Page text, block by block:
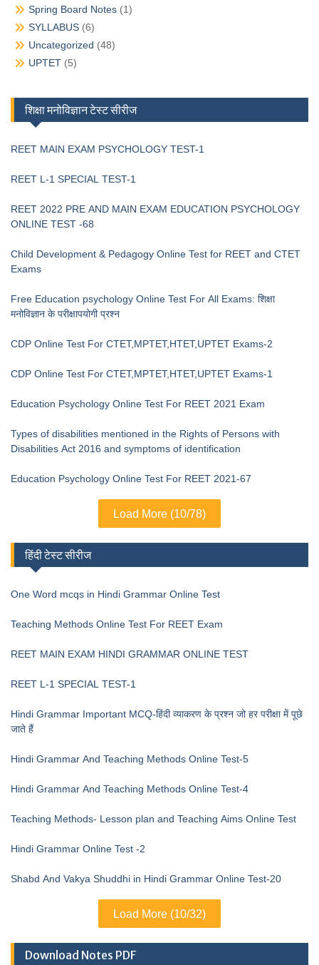
Spring Board Notes (1)
SYLLABUS (6)
Uncategorized (48)
UPTET (5)
शिक्षा मनोविज्ञान टेस्ट सीरीज
REET MAIN EXAM PSYCHOLOGY TEST-1
REET L-1 SPECIAL TEST-1
REET 2022 PRE AND MAIN EXAM EDUCATION PSYCHOLOGY
ONLINE TEST -68
Child Development & Pedagogy Online Test for REET and CTET
Exams
Free Education psychology Online Test For All Exams: शिक्षा
मनोविज्ञान के परीक्षापयोगी प्रश्न
CDP Online Test For CTET,MPTET,HTET,UPTET Exams-2
CDP Online Test For CTET,MPTET,HTET,UPTET Exams-1
Education Psychology Online Test For REET 2021 Exam
Types of disabilities mentioned in the Rights of Persons with
Disabilities Act 2016 and symptoms of identification
Education Psychology Online Test For REET 2021-67
Load More (10/78)
हिंदी टेस्ट सीरीज
One Word mcqs in Hindi Grammar Online Test
Teaching Methods Online Test For REET Exam
REET MAIN EXAM HINDI GRAMMAR ONLINE TEST
REET L-1 SPECIAL TEST-1
Hindi Grammar Important MCQ-हिंदी व्याकरण के प्रश्न जो हर परीक्षा में पूछे
जाते हैं
Hindi Grammar And Teaching Methods Online Test-5
Hindi Grammar And Teaching Methods Online Test-4
Teaching Methods- Lesson plan and Teaching Aims Online Test
Hindi Grammar Online Test -2
Shabd And Vakya Shuddhi in Hindi Grammar Online Test-20
Load More (10/32)
Download Notes PDF